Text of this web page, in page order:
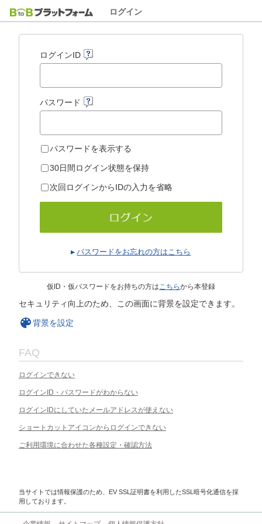
ログイン
ログインID
パスワード
パスワードを表示する
30日間ログイン状態を保持
次回ログインからIDの入力を省略
パスワードをお忘れの方はこちら
仮ID・仮パスワードをお持ちの方はこちらから本登録
セキュリティ向上のため、この画面に背景を設定できます。
背景を設定
FAQ
ログインできない
ログインID・パスワードがわからない
ログインIDにしていたメールアドレスが使えない
ショートカットアイコンからログインできない
ご利用環境に合わせた各種設定・確認方法
当サイトでは情報保護のため、EV SSL証明書を利用したSSL暗号化通信を採
用しております。